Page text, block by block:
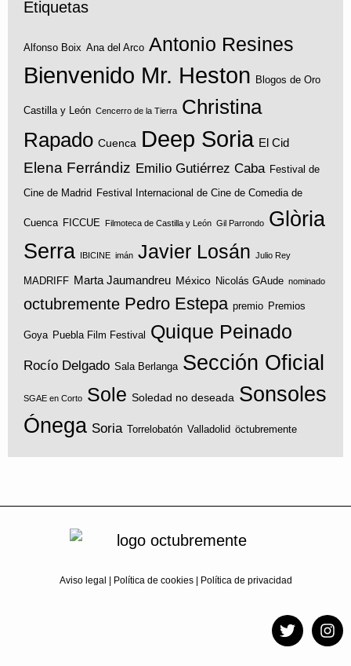
Etiquetas
Alfonso Boix Ana del Arco Antonio Resines
Bienvenido Mr. Heston Blogos de Oro
Castilla y León Cencerro de la Tierra Christina
Rapado Cuenca Deep Soria El Cid
Elena Ferrándiz Emilio Gutiérrez Caba Festival de
Cine de Madrid Festival Internacional de Cine de Comedia de
Cuenca FICCUE Filmoteca de Castilla y León Gil Parrondo Glòria
Serra IBICINE imán Javier Losán Julio Rey
MADRIFF Marta Jaumandreu México Nicolás GAude nominado
octubremente Pedro Estepa premio Premios
Goya Puebla Film Festival Quique Peinado
Rocío Delgado Sala Berlanga Sección Oficial
SGAE en Corto Sole Soledad no deseada Sonsoles
Ónega Soria Torrelobatón Valladolid öctubremente
Aviso legal Política de cookies| Política de privacidad